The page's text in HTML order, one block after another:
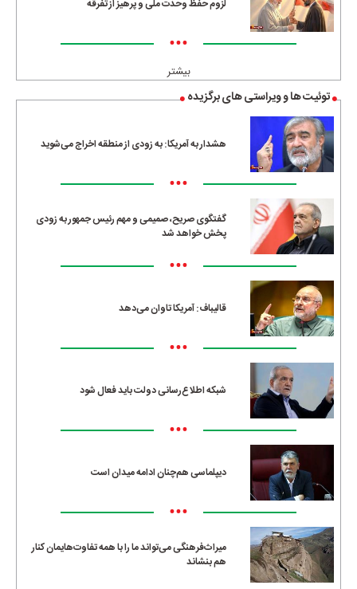
لزوم حفظ وحدت ملی و پرهیز از تفرقه
•••
بیشتر
توئیت ها و ویراستی های برگزیده
هشدار به آمریکا: به زودی از منطقه اخراج می‌شوید
•••
گفتگوی صریح، صمیمی و مهم رئیس جمهور به زودی
پخش خواهد شد
•••
قالیباف: آمریکا تاوان می‌دهد
•••
شبکه اطلاع‌رسانی دولت باید فعال شود
•••
دیپلماسی هم‌چنان ادامه میدان است
•••
میراث‌فرهنگی می‌تواند ما را با همه تفاوت‌هایمان کنار
هم بنشاند